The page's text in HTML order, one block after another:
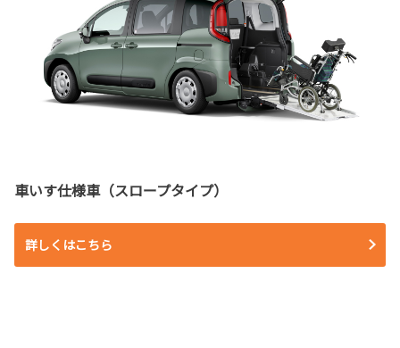
車いす仕様車（スロープタイプ）
詳しくはこちら